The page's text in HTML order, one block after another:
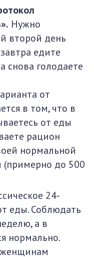
Нужно
второй день
едите
снова голодаете
от
в том, что в
от еды
рацион
нормальной
(примерно до 500
24-
еды. Соблюдать
а в
нормально.